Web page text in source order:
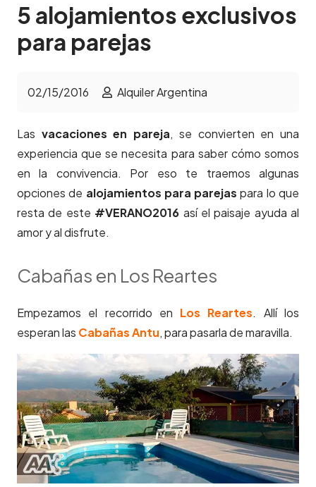
5 alojamientos exclusivos
para parejas
02/15/2016 Alquiler Argentina
Las vacaciones en pareja, se convierten en una
experiencia que se necesita para saber cómo somos
en la convivencia. Por eso te traemos algunas
opciones de alojamientos para parejas para lo que
resta de este #VERANO2016 así el paisaje ayuda al
amor y al disfrute.
Cabañas en Los Reartes
Empezamos el recorrido en Los Reartes. Allí los
esperan las Cabañas Antu, para pasarla de maravilla.